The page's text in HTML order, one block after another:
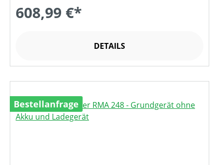
608,99 €*
DETAILS
Bestellanfrage